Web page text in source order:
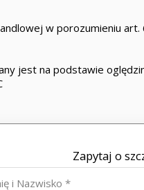
w porozumieniu art.
na podstawie
Zapytaj o